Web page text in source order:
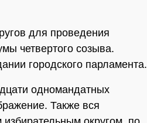
для проведения
четвертого созыва.
городского парламента.
одномандатных
Также вся